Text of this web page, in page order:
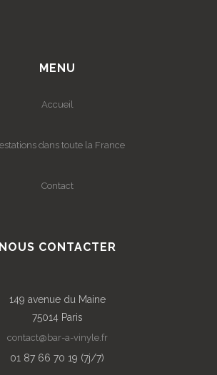
MENU
Accueil
dans toute la France
Contact
NOUS CONTACTER
149 avenue du Maine
75014 Paris
contact@bar-a-vinyle.fr
01 87 66 70 19 (7j/7)